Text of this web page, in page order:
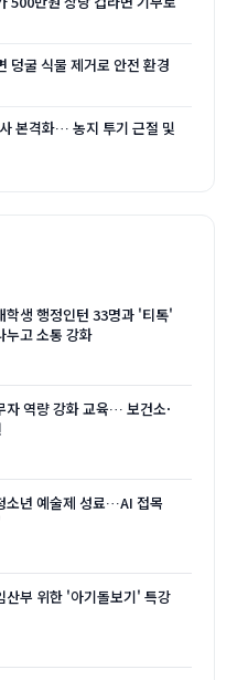
덩굴 식물 제거로 안전 환경
본격화… 농지 투기 근절 및
학생 행정인턴 33명과 '티톡'
고 소통 강화
자 역량 강화 교육… 보건소·
년 예술제 성료…AI 접목
산부 위한 '아기돌보기' 특강